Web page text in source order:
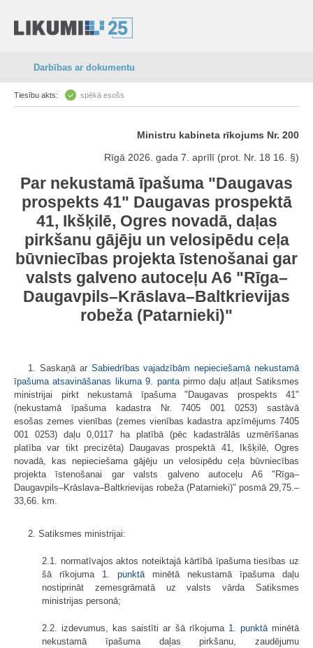
Darbības ar dokumentu
Tiesību akts: spēkā esošs
Ministru kabineta rīkojums Nr. 200
Rīgā 2026. gada 7. aprīlī (prot. Nr. 18 16. §)
Par nekustamā īpašuma "Daugavas
prospekts 41" Daugavas prospektā
41, Ikšķilē, Ogres novadā, daļas
pirkšanu gājēju un velosipēdu ceļa
būvniecības projekta īstenošanai gar
valsts galveno autoceļu A6 "Rīga–
Daugavpils–Krāslava–Baltkrievijas
robeža (Patarnieki)"
1. Saskaņā ar Sabiedrības vajadzībām nepieciešamā nekustamā
īpašuma atsavināšanas likuma 9. pantapirmo daļu atļaut Satiksmes
ministrijai pirkt nekustamā īpašuma "Daugavas prospekts 41"
(nekustamā īpašuma kadastra Nr. 7405 001 0253) sastāvā
esošas zemes vienības (zemes vienības kadastra apzīmējums 7405
001 0253) daļu 0,0117 ha platībā (pēc kadastrālās uzmērīšanas
platība var tikt precizēta) Daugavas prospektā 41, Ikšķilē, Ogres
novadā, kas nepieciešama gājēju un velosipēdu ceļa būvniecības
projekta īstenošanai gar valsts galveno autoceļu A6 "Rīga–
Daugavpils–Krāslava–Baltkrievijas robeža (Patarnieki)" posmā 29,75.–
33,66. km.
2. Satiksmes ministrijai:
2.1. normatīvajos aktos noteiktajā kārtībā īpašuma tiesības uz
šā rīkojuma 1. punktā minētā nekustamā īpašuma daļu
nostiprināt zemesgrāmatā uz valsts vārda Satiksmes
ministrijas personā;
2.2. izdevumus, kas saistīti ar šā rīkojuma 1. punktāminētā
nekustamā īpašuma daļas pirkšanu, zaudējumu